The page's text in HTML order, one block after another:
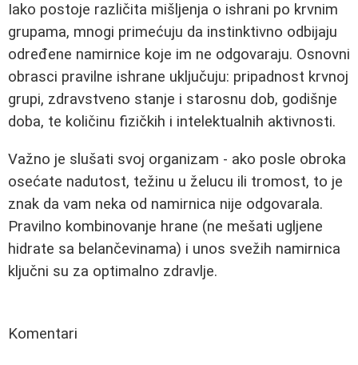
Iako postoje različita mišljenja o ishrani po krvnim
grupama, mnogi primećuju da instinktivno odbijaju
određene namirnice koje im ne odgovaraju. Osnovni
obrasci pravilne ishrane uključuju: pripadnost krvnoj
grupi, zdravstveno stanje i starosnu dob, godišnje
doba, te količinu fizičkih i intelektualnih aktivnosti.
Važno je slušati svoj organizam - ako posle obroka
osećate nadutost, težinu u želucu ili tromost, to je
znak da vam neka od namirnica nije odgovarala.
Pravilno kombinovanje hrane (ne mešati ugljene
hidrate sa belančevinama) i unos svežih namirnica
ključni su za optimalno zdravlje.
Komentari